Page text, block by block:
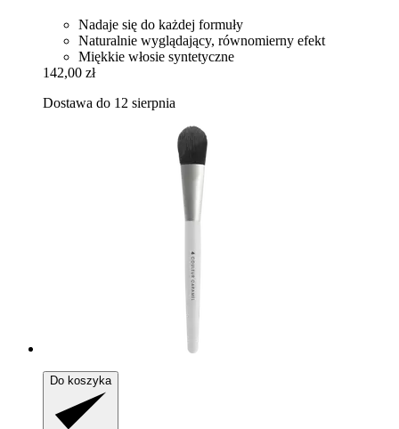
Nadaje się do każdej formuły
Naturalnie wyglądający, równomierny efekt
Miękkie włosie syntetyczne
142,00 zł
Dostawa do 12 sierpnia
Do koszyka